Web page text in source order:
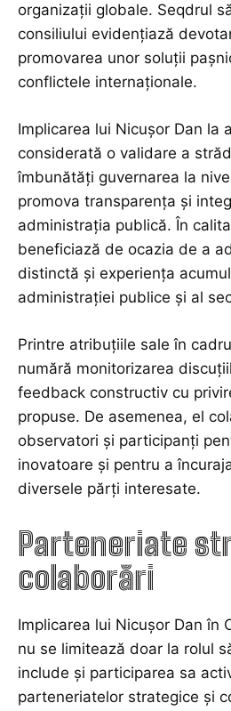
organizații globale. Seqdrul
consiliului evidențiază
promovarea unor soluții
conflictele internaționale.
Implicarea lui Nicușor Dan la
considerată o validare a
îmbunătăți guvernarea la
promova transparența și
administrația publică. În
beneficiază de ocazia de a
distinctă și experiența
administrației publice și al
Printre atribuțiile sale în
numără monitorizarea
feedback constructiv cu
propuse. De asemenea, el
observatori și participanți
inovatoare și pentru a
diversele părți interesate.
Parteneriate
colaborări
Implicarea lui Nicușor Dan în
nu se limitează doar la rolul
include și participarea sa
parteneriatelor strategice și